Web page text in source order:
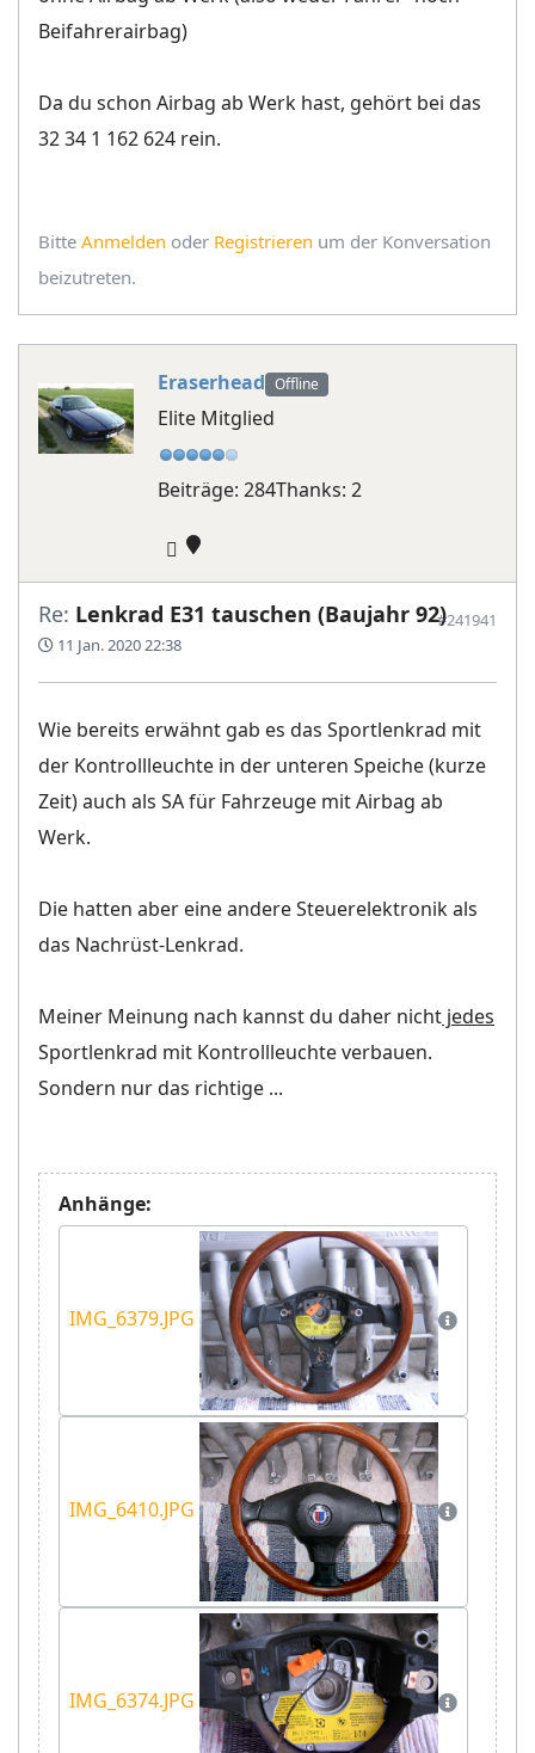
Beifahrerairbag)
Da du schon Airbag ab Werk hast, gehört bei das
32 34 1 162 624 rein.
Bitte Anmelden oder Registrieren um der Konversation
beizutreten.
Eraserhead Offline
Elite Mitglied
Beiträge: 284Thanks: 2
Re: Lenkrad E31 tauschen (Baujahr 92)
11 Jan. 2020 22:38
#241941
Wie bereits erwähnt gab es das Sportlenkrad mit
der Kontrollleuchte in der unteren Speiche (kurze
Zeit) auch als SA für Fahrzeuge mit Airbag ab
Werk.
Die hatten aber eine andere Steuerelektronik als
das Nachrüst-Lenkrad.
Meiner Meinung nach kannst du daher nicht jedes
Sportlenkrad mit Kontrollleuchte verbauen.
Sondern nur das richtige ...
Anhänge:
IMG_6379.JPG
IMG_6410.JPG
IMG_6374.JPG